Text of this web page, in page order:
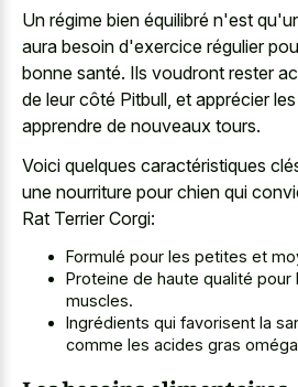
Un régime bien équilibré n'est
aura besoin d'exercice régulier
bonne santé. Ils voudront rester
de leur côté Pitbull, et apprécier
apprendre de nouveaux tours.
Voici quelques caractéristiques
une nourriture pour chien qui
Rat Terrier Corgi:
Formulé pour les petites et
Proteine de haute qualité pour
muscles.
Ingrédients qui favorisent la
comme les acides gras